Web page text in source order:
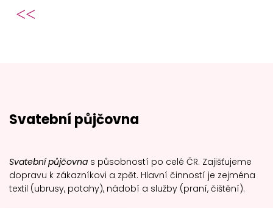
Předchozí článek: Cookies
Svatební půjčovna
Svatební půjčovna s působností po celé ČR. Zajišťujeme
dopravu k zákazníkovi a zpět. Hlavní činností je zejména
textil (ubrusy, potahy), nádobí a služby (praní, čištění).